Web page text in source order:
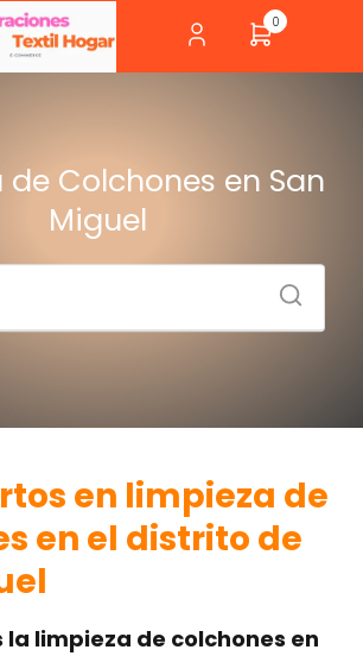
0
de Colchones en San
Miguel
en limpieza de
en el distrito de
la limpieza de colchones en